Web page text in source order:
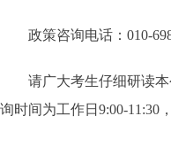
政策咨询电话：010-
请广大考生仔细研读
询时间为工作日9:00-11:30，